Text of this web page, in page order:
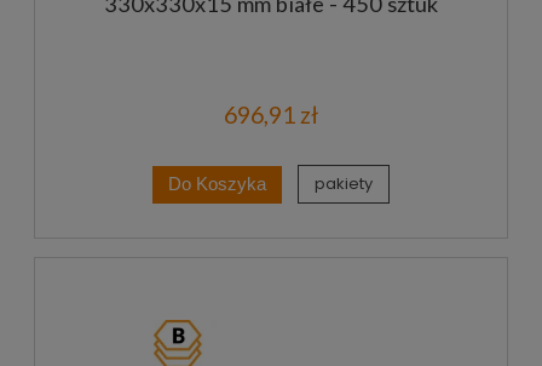
696,91 zł
Do Koszyka pakiety